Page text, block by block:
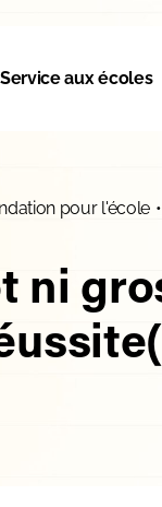
Service aux écoles
pour l'école •
ni